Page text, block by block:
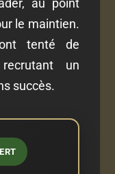
le maintien.
tenté de
un
succès.